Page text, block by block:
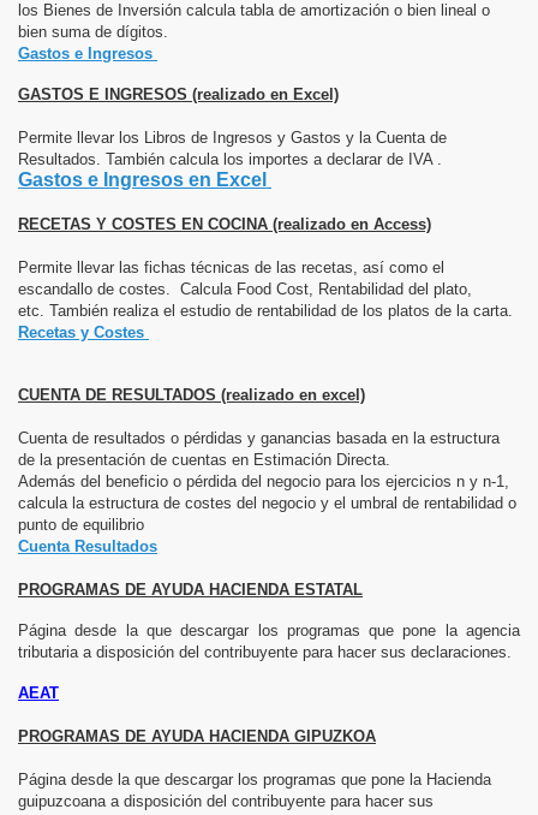
los Bienes de Inversión calcula tabla de amortización o bien lineal o
bien suma de dígitos.
Gastos e Ingresos
GASTOS E INGRESOS (realizado en Excel)
Permite llevar los Libros de Ingresos y Gastos y la Cuenta de
Resultados. También calcula los importes a declarar de IVA .
Gastos e Ingresos en Excel
RECETAS Y COSTES EN COCINA (realizado en Access)
Permite llevar las fichas técnicas de las recetas, así como el
escandallo de costes. Calcula Food Cost, Rentabilidad del plato,
etc. También realiza el estudio de rentabilidad de los platos de la carta.
Recetas y Costes
CUENTA DE RESULTADOS (realizado en excel)
Cuenta de resultados o pérdidas y ganancias basada en la estructura
de la presentación de cuentas en Estimación Directa.
Además del beneficio o pérdida del negocio para los ejercicios n y n-1,
calcula la estructura de costes del negocio y el umbral de rentabilidad o
punto de equilibrio
Cuenta Resultados
PROGRAMAS DE AYUDA HACIENDA ESTATAL
Página desde la que descargar los programas que pone la agencia
tributaria a disposición del contribuyente para hacer sus declaraciones.
AEAT
PROGRAMAS DE AYUDA HACIENDA GIPUZKOA
Página desde la que descargar los programas que pone la Hacienda
guipuzcoana a disposición del contribuyente para hacer sus